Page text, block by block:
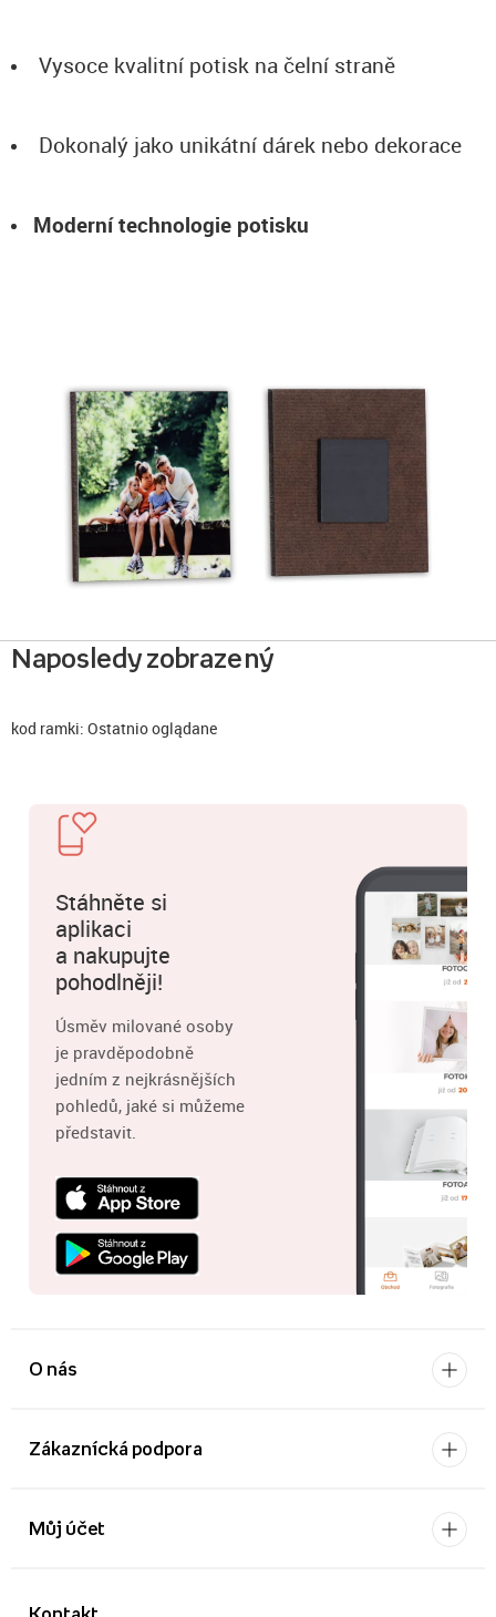
Vysoce kvalitní potisk na čelní straně
Dokonalý jako unikátní dárek nebo dekorace
Moderní technologie potisku
Naposledy zobrazený
kod ramki: Ostatnio oglądane
Stáhněte si
aplikaci
a nakupujte
pohodlněji!
Úsměv milované osoby
je pravděpodobně
jedním z nejkrásnějších
pohledů, jaké si můžeme
představit.
O nás
Zákaznícká podpora
Můj účet